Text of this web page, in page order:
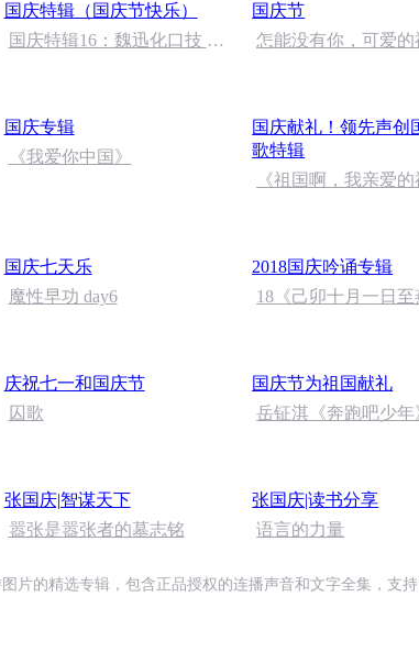
国庆特辑（国庆节快乐）
国庆特辑16：魏迅化口技 二
国庆节
怎能没有你，可爱的
国庆专辑
《我爱你中国》
国庆献礼！领先声创
歌特辑
《祖国啊，我亲爱
国庆七天乐
魔性早功 day6
2018国庆吟诵专辑
18《己卯十月一日至
庆祝七一和国庆节
囚歌
国庆节为祖国献礼
岳钲淇《奔跑吧少年
张国庆|智谋天下
嚣张是嚣张者的墓志铭
张国庆|读书分享
语言的力量
片的精选专辑，包含正品授权的连播声音和文字全集，支